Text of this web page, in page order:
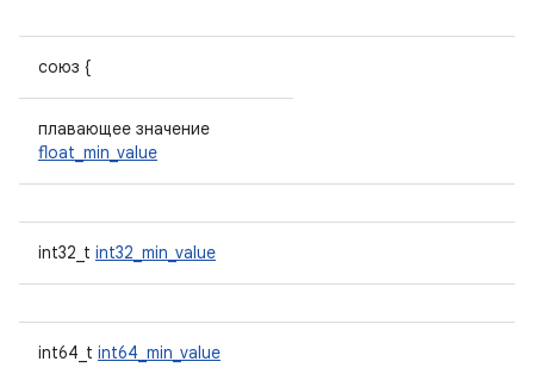
союз {
плавающее значение
float_min_value
int32_t int32_min_value
int64_t int64_min_value